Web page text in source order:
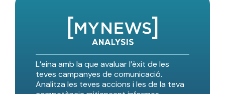
L’eina amb la que avaluar l’èxit de les
teves campanyes de comunicació.
Analitza les teves accions i les de la teva